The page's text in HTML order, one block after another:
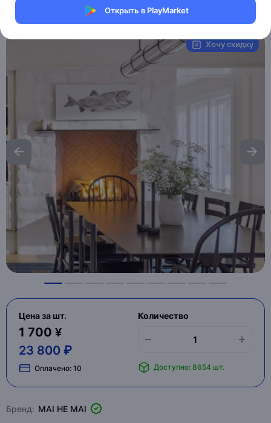
Открыть в PlayMarket
MXM4780371685
Хочу скидку
Цена за шт.
1 700 ¥
23 800 ₽
Оплачено: 10
Количество
Доступно: 8654 шт.
Бренд: MAI HE MAI